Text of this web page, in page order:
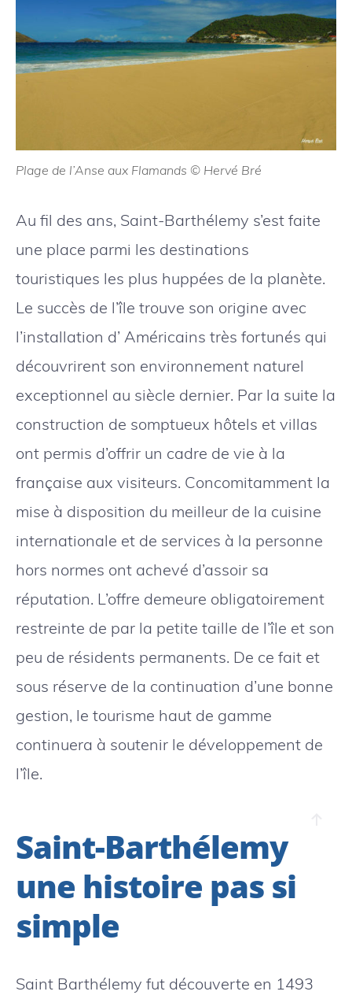
Plage de l’Anse aux Flamands © Hervé Bré
Au fil des ans, Saint-Barthélemy s’est faite
une place parmi les destinations
touristiques les plus huppées de la planète.
Le succès de l’île trouve son origine avec
l’installation d’ Américains très fortunés qui
découvrirent son environnement naturel
exceptionnel au siècle dernier. Par la suite la
construction de somptueux hôtels et villas
ont permis d’offrir un cadre de vie à la
française aux visiteurs. Concomitamment la
mise à disposition du meilleur de la cuisine
internationale et de services à la personne
hors normes ont achevé d’assoir sa
réputation. L’offre demeure obligatoirement
restreinte de par la petite taille de l’île et son
peu de résidents permanents. De ce fait et
sous réserve de la continuation d’une bonne
gestion, le tourisme haut de gamme
continuera à soutenir le développement de
l’île.
Saint-Barthélemy
une histoire pas si
simple
Saint Barthélemy fut découverte en 1493